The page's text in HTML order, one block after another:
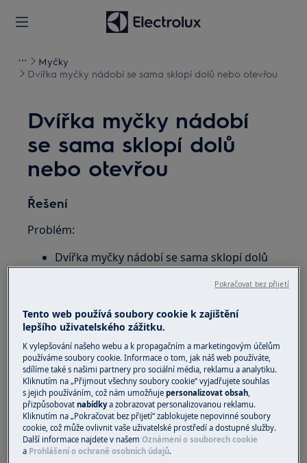
Myčky
Dvířka myčky nádobí se sama sklopí dolů nebo otevřou
Dvířka myčky nádobí
se sama sklopí dolů
nebo otevřou
Řešení
Problém:
Dvířka myčky nádobí se sama sklopí dolů
Integrovanou myčku nádobí
Volně stojící myčku nádobí
Řešení:
1. Kontaktujte montážního technika
Pokud byla vaše vestavná myčka nádobí
instalována nedávno, dveřní panel může
být příliš těžký.
Tento web používá soubory cookie k zajištění
lepšího uživatelského zážitku.
K vylepšování našeho webu a k propagačním a marketingovým účelům
používáme soubory cookie. Informace o tom, jak náš web používáte,
sdílíme také s našimi partnery pro sociální média, reklamu a analytiku.
Kliknutím na „Přijmout všechny soubory cookie“ vyjadřujete souhlas
s jejich používáním, což nám umožňujepersonalizovat obsah,
přizpůsobovatnabídkya zobrazovat personalizovanou reklamu.
Kliknutím na „Pokračovat bez přijetí“ zablokujete nepovinné soubory
cookie, což může ovlivnit vaše uživatelské prostředí a dostupné služby.
Další informace najdete v našemOznámení o souborech cookie
a Prohlášení o ochraně osobních údajů.
Pokračovat bez přijetí